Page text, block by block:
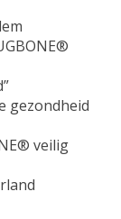
gezondheid
veilig